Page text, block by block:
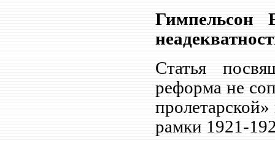
Гимпельсон
Статья
реформа не
рамки 1921-